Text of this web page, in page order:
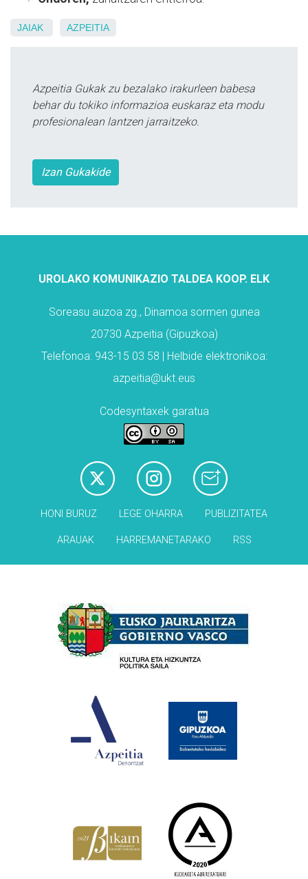
JAIAK AZPEITIA
Azpeitia Gukak zu bezalako irakurleen babesa
behar du tokiko informazioa euskaraz eta modu
profesionalean lantzen jarraitzeko.
Izan Gukakide
UROLAKO KOMUNIKAZIO TALDEA KOOP. ELK
Soreasu auzoa zg., Dinamoa sormen gunea
20730 Azpeitia (Gipuzkoa)
Telefonoa: 943-15 03 58 | Helbide elektronikoa:
azpeitia@ukt.eus
Codesyntaxek garatua
HONI BURUZ LEGE OHARRA PUBLIZITATEA
ARAUAK HARREMANETARAKO RSS